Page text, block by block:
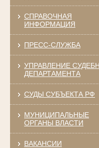
СПРАВОЧНАЯ
ИНФОРМАЦИЯ
ПРЕСС-СЛУЖБА
УПРАВЛЕНИЕ
ДЕПАРТАМЕНТА
СУДЫ СУБЪЕКТА РФ
МУНИЦИПАЛЬНЫЕ
ОРГАНЫ ВЛАСТИ
ВАКАНСИИ